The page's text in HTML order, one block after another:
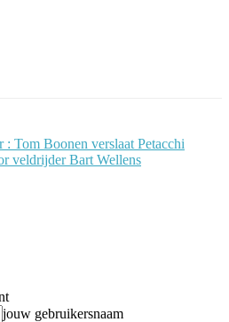
: Tom Boonen verslaat Petacchi
veldrijder Bart Wellens
jouw gebruikersnaam